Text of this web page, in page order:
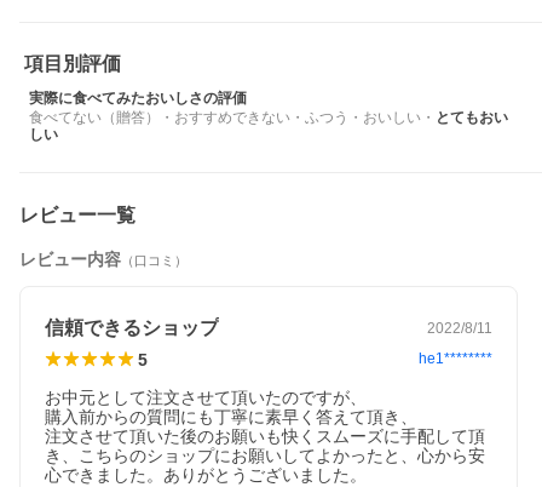
項目別評価
実際に食べてみたおいしさの評価
食べてない（贈答）
・ おすすめできない ・ ふつう ・ おいしい ・ とてもおい
しい
レビュー一覧
レビュー内容 （口コミ）
信頼できるショップ 2022/8/11
5 he1********
お中元として注文させて頂いたのですが、
購入前からの質問にも丁寧に素早く答えて頂き、
注文させて頂いた後のお願いも快くスムーズに手配して頂
き、こちらのショップにお願いしてよかったと、心から安
心できました。ありがとうございました。